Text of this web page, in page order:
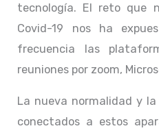
tecnología. El reto que
Covid-19 nos ha
frecuencia las
reuniones por zoom,
La nueva normalidad y
conectados a estos